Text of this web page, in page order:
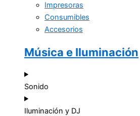
Impresoras
Consumibles
Accesorios
Música e Iluminación
Sonido
Iluminación y DJ